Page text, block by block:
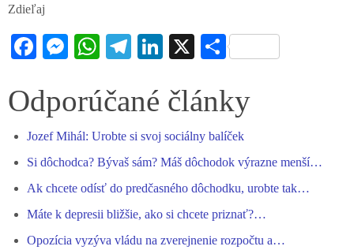
Zdieľaj
Fa
bo
ok
M
se
er
W
ts
pp
Te
gr
m
Li
ed
X S
re
Odporúčané články
Jozef Mihál: Urobte si svoj sociálny balíček
Si dôchodca? Bývaš sám? Máš dôchodok výrazne menší…
Ak chcete odísť do predčasného dôchodku, urobte tak…
Máte k depresii bližšie, ako si chcete priznať?…
Opozícia vyzýva vládu na zverejnenie rozpočtu a…